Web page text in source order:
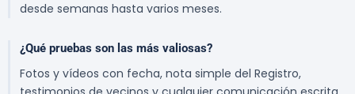
desde semanas hasta varios meses.
¿Qué pruebas son las más valiosas?
Fotos y vídeos con fecha, nota simple del Registro,